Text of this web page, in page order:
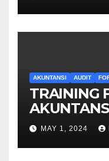
AKUNTANSI AUDIT
TRAINING
MAY 1, 2024